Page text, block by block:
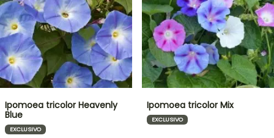
Ipomoea tricolor Heavenly
Blue
EXCLUSIVO
Ipomoea tricolor Mix
EXCLUSIVO